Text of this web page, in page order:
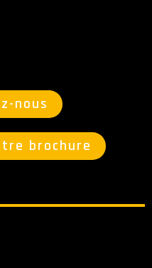
nous
brochure